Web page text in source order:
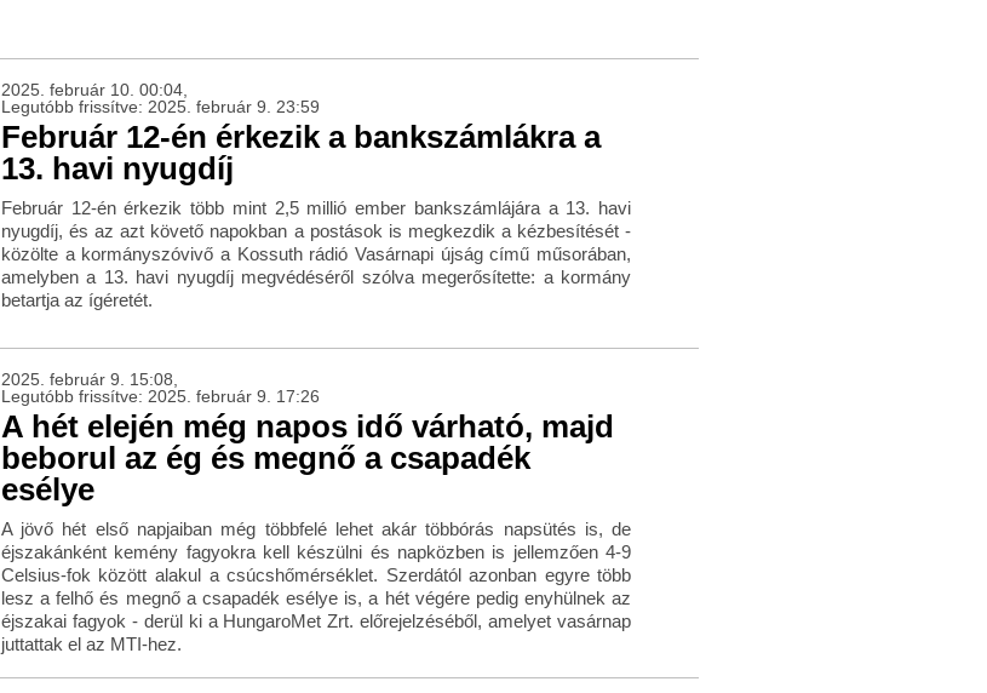
2025. február 10. 00:04,
Legutóbb frissítve: 2025. február 9. 23:59
Február 12-én érkezik a bankszámlákra a
13. havi nyugdíj
Február 12-én érkezik több mint 2,5 millió ember bankszámlájára a 13. havi
nyugdíj, és az azt követő napokban a postások is megkezdik a kézbesítését -
közölte a kormányszóvivő a Kossuth rádió Vasárnapi újság című műsorában,
amelyben a 13. havi nyugdíj megvédéséről szólva megerősítette: a kormány
betartja az ígéretét.
2025. február 9. 15:08,
Legutóbb frissítve: 2025. február 9. 17:26
A hét elején még napos idő várható, majd
beborul az ég és megnő a csapadék
esélye
A jövő hét első napjaiban még többfelé lehet akár többórás napsütés is, de
éjszakánként kemény fagyokra kell készülni és napközben is jellemzően 4-9
Celsius-fok között alakul a csúcshőmérséklet. Szerdától azonban egyre több
lesz a felhő és megnő a csapadék esélye is, a hét végére pedig enyhülnek az
éjszakai fagyok - derül ki a HungaroMet Zrt. előrejelzéséből, amelyet vasárnap
juttattak el az MTI-hez.